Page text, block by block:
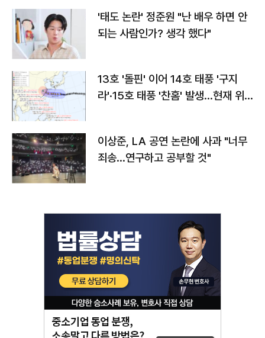
'태도 논란' 정준원 "난 배우 하면 안
되는 사람인가? 생각 했다"
13호 '돌핀' 이어 14호 태풍 '구지
라'·15호 태풍 '찬홈' 발생…현재 위
이상준, LA 공연 논란에 사과 "너무
죄송…연구하고 공부할 것"